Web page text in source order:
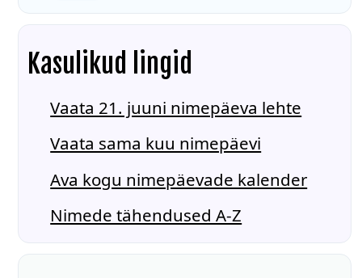
Kasulikud lingid
Vaata 21. juuni nimepäeva lehte
Vaata sama kuu nimepäevi
Ava kogu nimepäevade kalender
Nimede tähendused A-Z